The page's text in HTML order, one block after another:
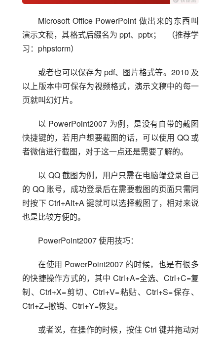
Microsoft Office PowerPoint 做出来的东西叫
演示文稿，其格式后缀名为 ppt、pptx；   （推荐学
习：phpstorm）
或者也可以保存为 pdf、图片格式等。2010 及
以上版本中可保存为视频格式，演示文稿中的每一
页就叫幻灯片。
以 PowerPoint2007 为例，是没有自带的截图
快捷键的，若用户想要截图的话，可以使用 QQ 或
者微信进行截图，对于这一点还是需要了解的。
以 QQ 截图为例，用户只需在电脑端登录自己
的 QQ 账号，成功登录后在需要截图的页面只需同
时按下 Ctrl+Alt+A 键就可以选择截图了，相对来说
也是比较方便的。
PowerPoint2007 使用技巧：
在使用 PowerPoint2007 的时候，也是有很多
的快捷操作方式的，其中 Ctrl+A=全选、Ctrl+C=复
制、Ctrl+X=剪切、Ctrl+V=粘贴、Ctrl+S=保存、
Ctrl+Z=撤销、Ctrl+Y=恢复。
或者说，在操作的时候，按住 Ctrl 键并拖动对